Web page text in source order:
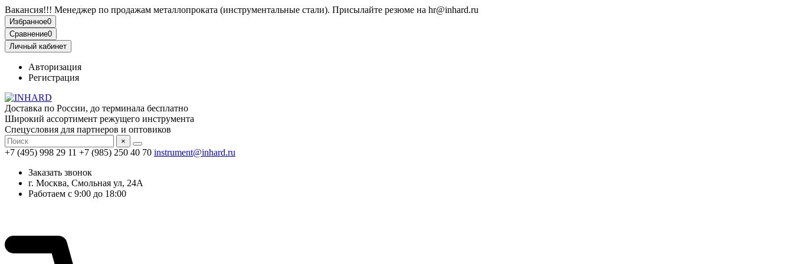
Вакансия!!! Менеджер по продажам металлопроката (инструментальные стали). Присылайте резюме на hr@inhard.ru
Избранное0
Сравнение0
Личный кабинет
Авторизация
Регистрация
Доставка по России, до терминала бесплатно
Широкий ассортимент режущего инструмента
Спецусловия для партнеров и оптовиков
×
+7 (495) 998 29 11 +7 (985) 250 40 70 instrument@inhard.ru
Заказать звонок
г. Москва, Смольная ул, 24А
Работаем с 9:00 до 18:00